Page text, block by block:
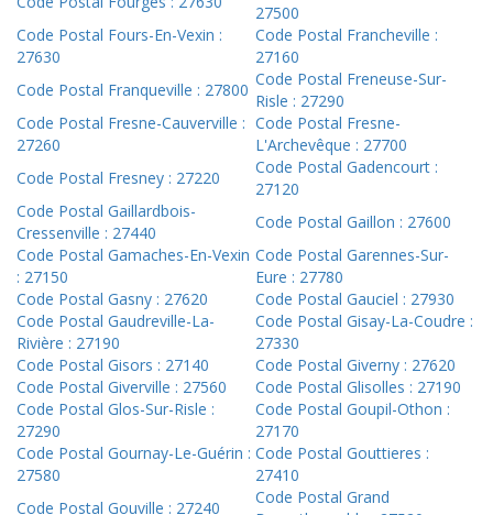
27500
Code Postal Fours-En-Vexin :
27630
Code Postal Francheville :
27160
Code Postal Franqueville : 27800
Code Postal Freneuse-Sur-
Risle : 27290
Code Postal Fresne-Cauverville :
27260
Code Postal Fresne-
L'Archevêque : 27700
Code Postal Fresney : 27220
Code Postal Gadencourt :
27120
Code Postal Gaillardbois-
Cressenville : 27440
Code Postal Gaillon : 27600
Code Postal Gamaches-En-Vexin
: 27150
Code Postal Garennes-Sur-
Eure : 27780
Code Postal Gasny : 27620
Code Postal Gauciel : 27930
Code Postal Gaudreville-La-
Rivière : 27190
Code Postal Gisay-La-Coudre :
27330
Code Postal Gisors : 27140
Code Postal Giverny : 27620
Code Postal Giverville : 27560
Code Postal Glisolles : 27190
Code Postal Glos-Sur-Risle :
27290
Code Postal Goupil-Othon :
27170
Code Postal Gournay-Le-Guérin :
27580
Code Postal Gouttieres :
27410
Code Postal Gouville : 27240
Code Postal Grand